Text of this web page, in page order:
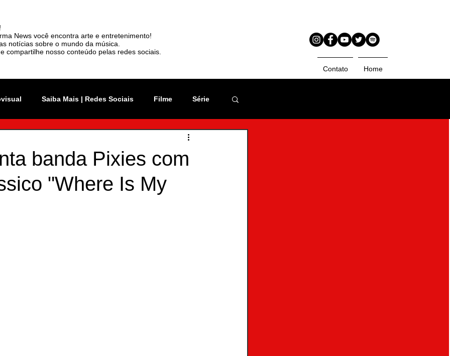
News você encontra arte e entretenimento!
notícias sobre o mundo da música.
compartilhe nosso conteúdo pelas redes sociais.
Contato Home
Saiba Mais | Redes Sociais Filme Série
News Viralizou
banda Pixies com
"Where Is My